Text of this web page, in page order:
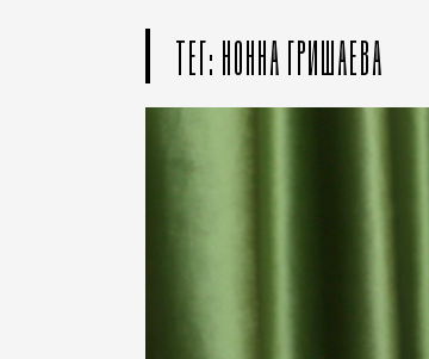
ТЕГ: НОННА ГРИШАЕВА